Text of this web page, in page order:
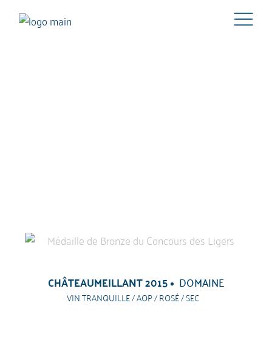
CHÂTEAUMEILLANT 2015 DOMAINE
VIN TRANQUILLE / AOP / ROSÉ / SEC